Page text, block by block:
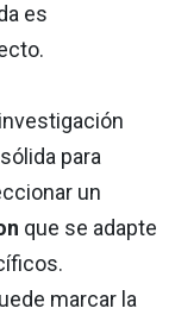
es
para
un
que se adapte
marcar la